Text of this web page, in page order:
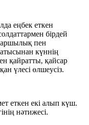
еңбек еткен
бірдей
пен
күннің
қайратты, қайсар
үлесі өлшеусіз.
еткен екі алып күш.
нәтижесі.